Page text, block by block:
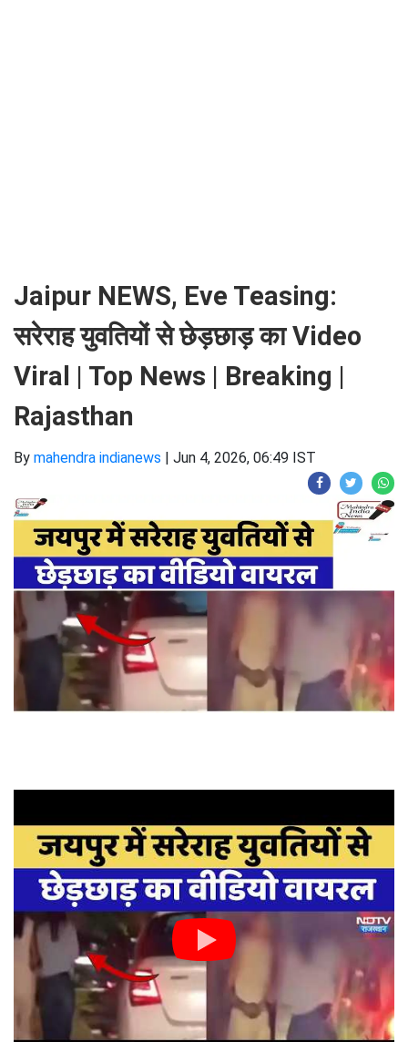
Jaipur NEWS, Eve Teasing:
सरेराह युवतियों से छेड़छाड़ का Video
Viral | Top News | Breaking |
Rajasthan
By mahendra indianews | Jun 4, 2026, 06:49 IST